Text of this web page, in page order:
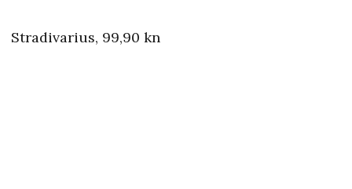
Stradivarius, 99,90 kn